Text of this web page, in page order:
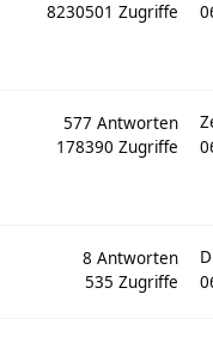
8230501Zugriffe
577Antworten
178390Zugriffe
8Antworten
535Zugriffe